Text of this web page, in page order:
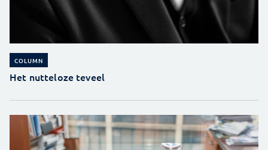
COLUMN
Het nutteloze teveel